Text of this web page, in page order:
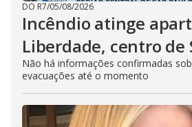
DO R7/05/08/2026
Incêndio atinge
Liberdade, centro de
Não há informações confirmadas
evacuações até o momento